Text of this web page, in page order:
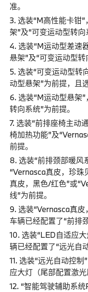
准。
3. 选装“M高性能卡钳
架”及“可变运动型转向
4. 选装“M运动型差速
悬架”及“可变运动型转
5. 选装“可变运动型转
动型悬架”为前提，且
6. 选装“M运动型悬架
转向系统”为前提。
7. 选装“前排座椅主动
椅加热功能”及
前提。
8. 选装“前排颈部暖风
“Vernasca真皮，珍珠
真皮，黑色/红色”或
线”为前提。
9. 选装“Vernasca真
车辆已经配置了“前排
10. 选装“LED自适应
辆已经配置了“远光自
11. 选装“远光自动控
应大灯（尾部配置激光
12. “智能驾驶辅助系